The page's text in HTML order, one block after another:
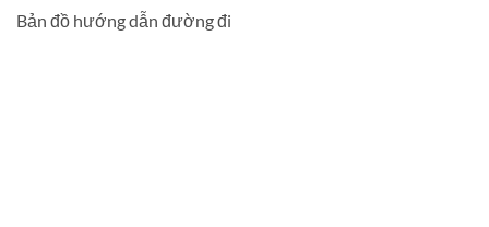
Bản đồ hướng dẫn đường đi